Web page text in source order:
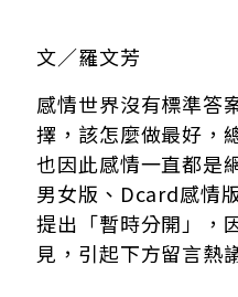
文／羅文芳
感情世界沒有標準答
擇，該怎麼做最好，
也因此感情一直都是
男女版、Dcard感情
提出「暫時分開」，
見，引起下方留言熱